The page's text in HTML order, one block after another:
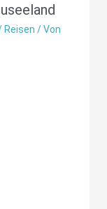
Reisen / Von